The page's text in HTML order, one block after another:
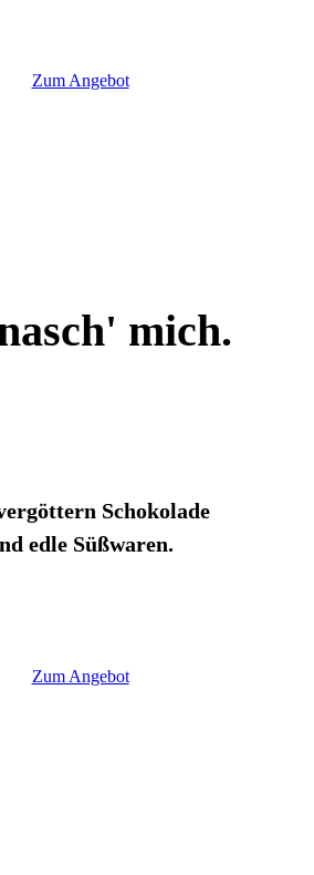
Zum Angebot
mich.
Schokolade
edle Süßwaren.
Zum Angebot